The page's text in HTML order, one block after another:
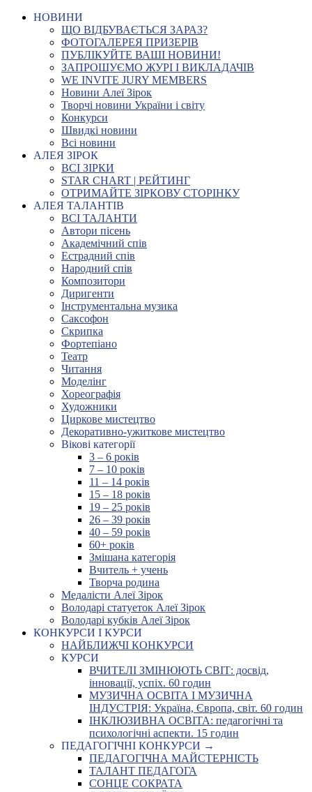
НОВИНИ
ЩО ВІДБУВАЄТЬСЯ ЗАРАЗ?
ФОТОГАЛЕРЕЯ ПРИЗЕРІВ
ПУБЛІКУЙТЕ ВАШІ НОВИНИ!
ЗАПРОШУЄМО ЖУРІ І ВИКЛАДАЧІВ
WE INVITE JURY MEMBERS
Новини Алеї Зірок
Творчі новини України і світу
Конкурси
Швидкі новини
Всі новини
АЛЕЯ ЗІРОК
ВСІ ЗІРКИ
STAR CHART | РЕЙТИНГ
ОТРИМАЙТЕ ЗІРКОВУ СТОРІНКУ
АЛЕЯ ТАЛАНТІВ
ВСІ ТАЛАНТИ
Автори пісень
Академічний спів
Естрадний спів
Народний спів
Композитори
Диригенти
Інструментальна музика
Саксофон
Скрипка
Фортепіано
Театр
Читання
Моделінг
Хореографія
Художники
Циркове мистецтво
Декоративно-ужиткове мистецтво
Вікові категорії
3 – 6 років
7 – 10 років
11 – 14 років
15 – 18 років
19 – 25 років
26 – 39 років
40 – 59 років
60+ років
Змішана категорія
Вчитель + учень
Творча родина
Медалісти Алеї Зірок
Володарі статуеток Алеї Зірок
Володарі кубків Алеї Зірок
КОНКУРСИ І КУРСИ
НАЙБЛИЖЧІ КОНКУРСИ
КУРСИ
ВЧИТЕЛІ ЗМІНЮЮТЬ СВІТ: досвід,
інновації, успіх. 60 годин
МУЗИЧНА ОСВІТА І МУЗИЧНА
ІНДУСТРІЯ: Україна, Європа, світ. 60 годин
ІНКЛЮЗИВНА ОСВІТА: педагогічні та
психологічні аспекти. 15 годин
ПЕДАГОГІЧНІ КОНКУРСИ →
ПЕДАГОГІЧНА МАЙСТЕРНІСТЬ
ТАЛАНТ ПЕДАГОГА
СОНЦЕ СОКРАТА